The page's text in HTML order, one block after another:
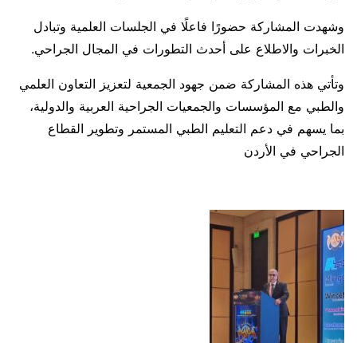
وشهدت المشاركة حضورًا فاعلًا في الجلسات العلمية وتبادل
الخبرات والاطلاع على أحدث التطورات في المجال الجراحي.
وتأتي هذه المشاركة ضمن جهود الجمعية لتعزيز التعاون العلمي
والطبي مع المؤسسات والجمعيات الجراحية العربية والدولية،
بما يسهم في دعم التعليم الطبي المستمر وتطوير القطاع
الجراحي في الأردن